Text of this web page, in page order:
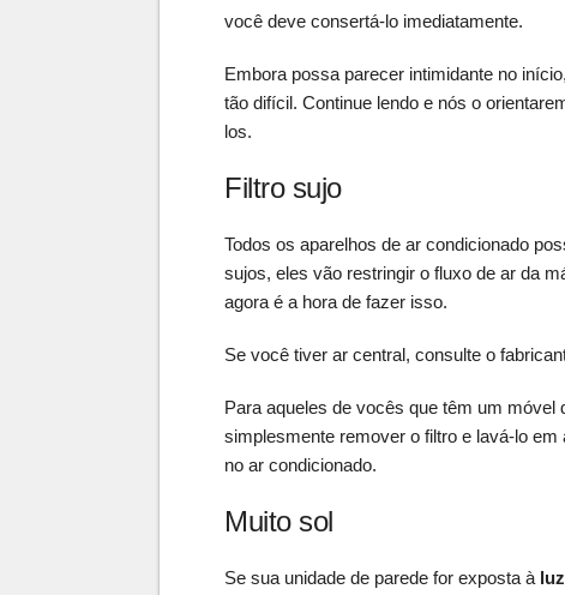
você deve consertá-lo imediatamente.
Embora possa parecer intimidante no
tão difícil. Continue lendo e nós o
los.
Filtro sujo
Todos os aparelhos de ar condicionado
sujos, eles vão restringir o fluxo de ar da
agora é a hora de fazer isso.
Se você tiver ar central, consulte o
Para aqueles de vocês que têm um
simplesmente remover o filtro e lavá-lo
no ar condicionado.
Muito sol
Se sua unidade de parede for exposta à